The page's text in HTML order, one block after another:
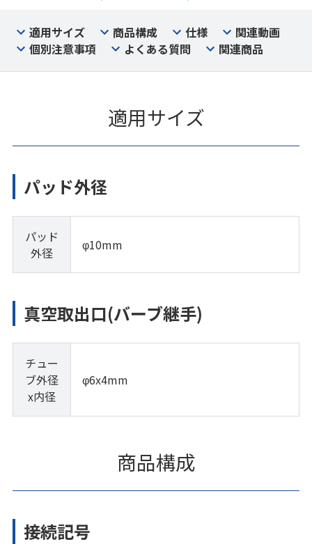
適用サイズ 商品構成 仕様
関連動画
個別注意事項
よくある質問 関連商品
適用サイズ
パッド外径
パッド
外径
φ10mm
真空取出口(バーブ継手)
チュー
ブ外径
x内径
φ6x4mm
商品構成
接続記号